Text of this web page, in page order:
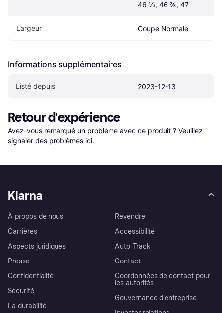
46 ⅓, 46 ⅔, 47
Largeur Coupe Normale
Informations supplémentaires
Listé depuis 2023-12-13
Retour d'expérience
Avez-vous remarqué un problème avec ce produit ? Veuillez
signaler des problèmes ici.
Klarna
À propos de nous
Carrières
Aspects juridiques
Presse
Confidentialité
Sécurité
La durabilité
Revendre
Accessibilité
Auto-Track
Contact
Coordonnées de contact pour
les autorités
Gouvernance d’entreprise